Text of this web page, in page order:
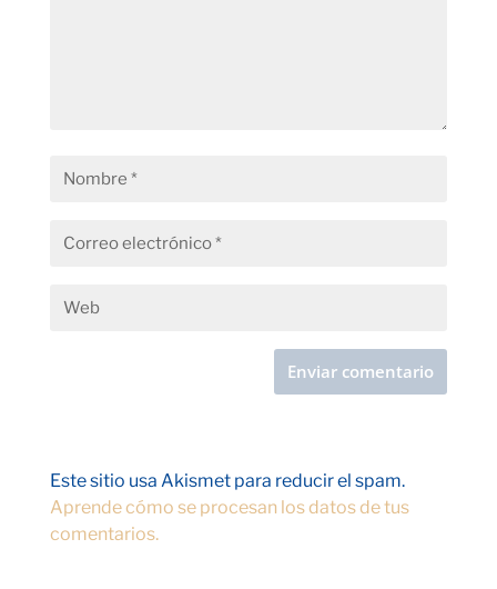
Este sitio usa Akismet para reducir el spam.
Aprende cómo se procesan los datos de tus
comentarios.